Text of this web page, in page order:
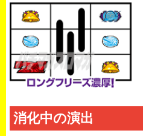
消化中の演出